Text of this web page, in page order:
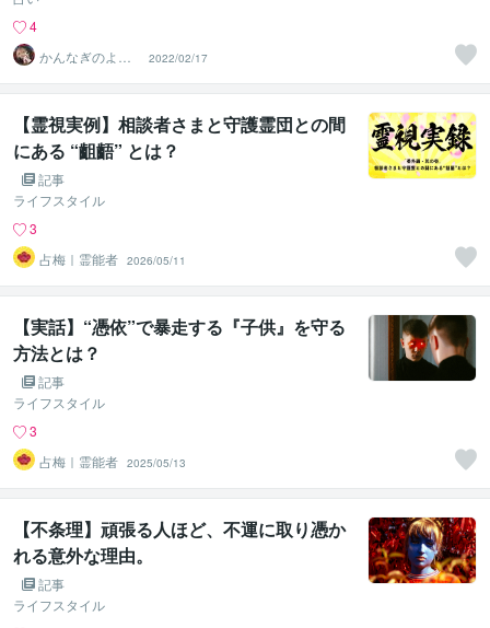
4
かんなぎのよろ
ず相談処 琉球ユ
タの家系
2022/02/17
【霊視実例】相談者さまと守護霊団との間
にある “齟齬” とは？
記事
ライフスタイル
3
占梅｜霊能者 2026/05/11
【実話】“憑依”で暴走する『子供』を守る
方法とは？
記事
ライフスタイル
3
占梅｜霊能者 2025/05/13
【不条理】頑張る人ほど、不運に取り憑か
れる意外な理由。
記事
ライフスタイル